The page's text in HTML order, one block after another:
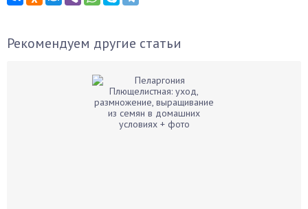
Рекомендуем другие статьи